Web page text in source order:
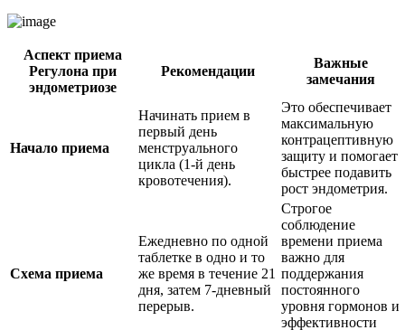
Аспект приема
Регулона при
эндометриозе
Рекомендации
Важные
замечания
Начало приема
Начинать прием в
первый день
менструального
цикла (1-й день
кровотечения).
Это обеспечивает
максимальную
контрацептивную
защиту и помогает
быстрее подавить
рост эндометрия.
Схема приема
Ежедневно по одной
таблетке в одно и то
же время в течение 21
дня, затем 7-дневный
перерыв.
Строгое
соблюдение
времени приема
важно для
поддержания
постоянного
уровня гормонов и
эффективности